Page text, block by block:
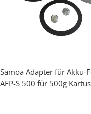
Samoa Adapter für Akku-
AFP-S 500 für 500g